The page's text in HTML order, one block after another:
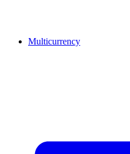
Multicurrency